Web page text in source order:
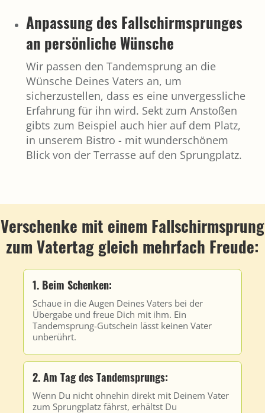
Anpassung des Fallschirmsprunges
an persönliche Wünsche
Wir passen den Tandemsprung an die
Wünsche Deines Vaters an, um
sicherzustellen, dass es eine unvergessliche
Erfahrung für ihn wird. Sekt zum Anstoßen
gibts zum Beispiel auch hier auf dem Platz,
in unserem Bistro - mit wunderschönem
Blick von der Terrasse auf den Sprungplatz.
Verschenke mit einem Fallschirmsprung
zum Vatertag gleich mehrfach Freude:
1. Beim Schenken:
Schaue in die Augen Deines Vaters bei der
Übergabe und freue Dich mit ihm. Ein
Tandemsprung-Gutschein lässt keinen Vater
unberührt.
2. Am Tag des Tandemsprungs:
Wenn Du nicht ohnehin direkt mit Deinem Vater
zum Sprungplatz fährst, erhältst Du